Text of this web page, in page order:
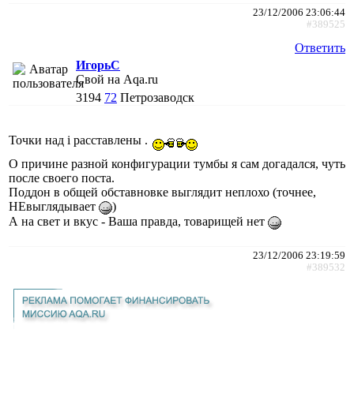
23/12/2006 23:06:44
#389525
Ответить
ИгорьC
Свой на Aqa.ru
3194 72 Петрозаводск
Точки над i расставлены .
О причине разной конфигурации тумбы я сам догадался, чуть
после своего поста.
Поддон в общей обставновке выглядит неплохо (точнее,
НЕвыглядывает
)
А на свет и вкус - Ваша правда, товарищей нет
23/12/2006 23:19:59
#389532